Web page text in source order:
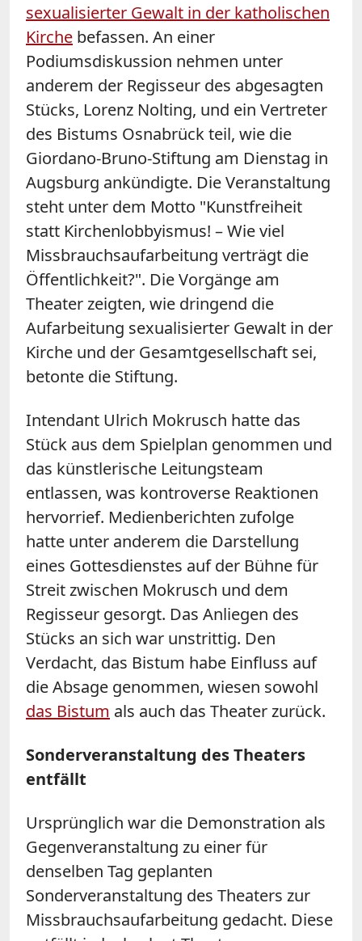
sexualisierter Gewalt in der katholischen
Kirche befassen. An einer
Podiumsdiskussion nehmen unter
anderem der Regisseur des abgesagten
Stücks, Lorenz Nolting, und ein Vertreter
des Bistums Osnabrückteil, wie die
Giordano-Bruno-Stiftung am Dienstag in
Augsburg ankündigte. Die Veranstaltung
steht unter dem Motto "Kunstfreiheit
statt Kirchenlobbyismus! – Wie viel
Missbrauchsaufarbeitung verträgt die
Öffentlichkeit?". Die Vorgänge am
Theater zeigten, wie dringend die
Aufarbeitung sexualisierter Gewalt in der
Kirche und der Gesamtgesellschaft sei,
betonte die Stiftung.
Intendant Ulrich Mokrusch hatte das
Stück aus dem Spielplan genommen und
das künstlerische Leitungsteam
entlassen, was kontroverse Reaktionen
hervorrief. Medienberichten zufolge
hatte unter anderem die Darstellung
eines Gottesdienstes auf der Bühne für
Streit zwischen Mokrusch und dem
Regisseur gesorgt. Das Anliegen des
Stücks an sich war unstrittig. Den
Verdacht, das Bistum habe Einfluss auf
die Absage genommen, wiesen sowohl
das Bistum als auch das Theater zurück.
Sonderveranstaltung des Theaters
entfällt
Ursprünglich war die Demonstration als
Gegenveranstaltung zu einer für
denselben Tag geplanten
Sonderveranstaltung des Theaters zur
Missbrauchsaufarbeitung gedacht. Diese